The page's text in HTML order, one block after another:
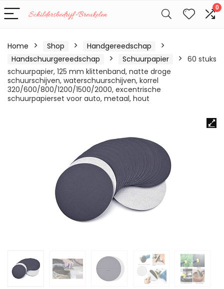
0
Home Shop
Handgereedschap
Handschuurgereedschap
Schuurpapier
60 stuks
schuurpapier, 125 mm klittenband, natte droge
schuurschijven, waterschuurschijven, korrel
320/600/800/1200/1500/2000, excentrische
schuurpapierset voor auto, metaal, hout